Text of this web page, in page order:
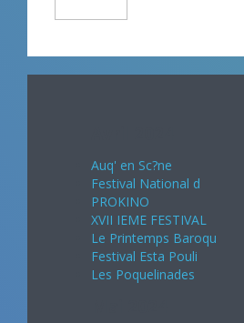
Auq' en Sc?ne
Festival National d
PROKINO
XVII IEME FESTIVAL
Le Printemps Baroqu
Festival Esta Pouli
Les Poquelinades